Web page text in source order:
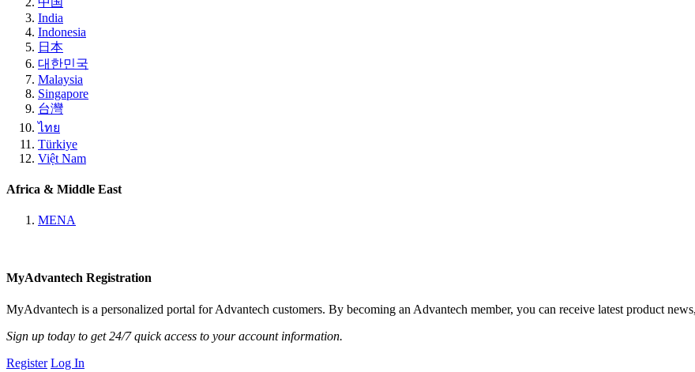
India
Indonesia
日本
대한민국
Malaysia
Singapore
台灣
ไทย
Türkiye
Việt Nam
Africa & Middle East
MENA
MyAdvantech Registration
MyAdvantech is a personalized portal for Advantech customers. By becoming an Advantech member, you can receive latest product
Sign up today to get 24/7 quick access to your account information.
Register Log In